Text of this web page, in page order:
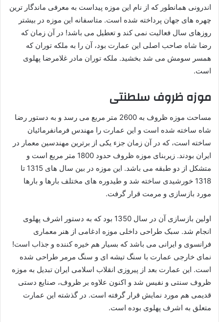
اندرونی همانطور که از نام این موزه پیداست به معرفی ماندگار ترین
چهره های جهان پرداخته شده است. متاسفانه این موزه در بیشتر
روزهای سال فعالیت نمی کند و تعطیل می باشد! در آن زمان که
رضا شاه صاحب اصلی این عمارت بود، آن را به ملکه توران که
همسر سومش می شد بخشید. ملکه توران مادر غلامرضا پهلوی
است.
موزه ظروف سلطنتی
مساحت موزه ظروف به 2600 متر مربع می رسد و به دستور رضا
شاه ساخته شده است و این عمارت را مهندس فرمانفرمائیان
ساخته است، که در آن زمان جزء یکی از برترین مهندسین معمار در
ایران بودند. زیربنای موزه ظروف حدود 1800 متر مربع است و
متشکل از دو طبقه می باشد. این موزه در بین سال های 1315 تا
1318 خورشیدی ساخته شد و طیدوره های مختلف بارها و بارها
مورد بازسازی و مرمت قرار گرفت.
اولین بازسازی آن در سال 1350 بود که به دستور اشرف پهلوی
انجام شد. سبک طراحی داخلی موزه ادغامی از هنر معماری
فرانسوی و ایرانی می باشد که بسیار هم خیره کننده و جذاب است!
نمای خارجی عمارت با سنگ تیشه ای و سنگ مرمر طراحی شده
است. این عمارت بعد از پیروزی انقلاب اسلامی ایران تبدیل به موزه
ظروف سنتی و نفیس شد و اکنون علاوه بر ظروف، صنایع دستی
قدیمی هم مورد نمایش قرار گرفته است. در گذشته این عمارت
متعلق به اشرف پهلوی بوده است.